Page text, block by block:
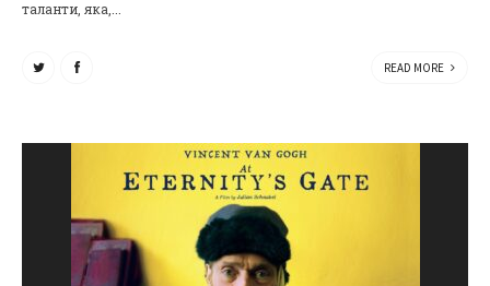
таланти, яка,...
READ MORE